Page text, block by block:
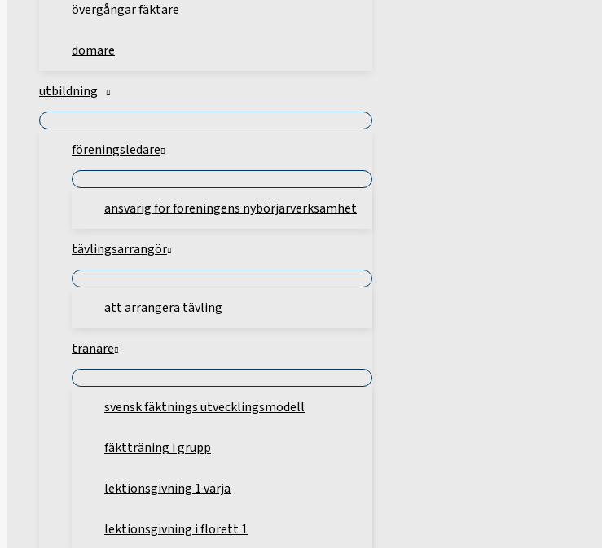
övergångar fäktare
domare
utbildning
föreningsledare
ansvarig för föreningens nybörjarverksamhet
tävlingsarrangör
att arrangera tävling
tränare
svensk fäktnings utvecklingsmodell
fäktträning i grupp
lektionsgivning 1 värja
lektionsgivning i florett 1